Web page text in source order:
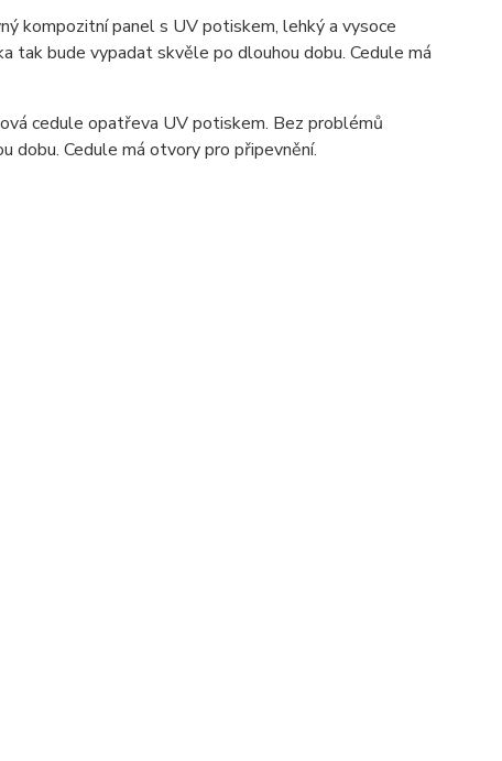
kompozitní panel s UV potiskem, lehký a vysoce
tak bude vypadat skvěle po dlouhou dobu. Cedule má
cedule opatřeva UV potiskem. Bez problémů
dobu. Cedule má otvory pro připevnění.